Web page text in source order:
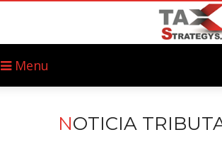
Menu
NOTICIA